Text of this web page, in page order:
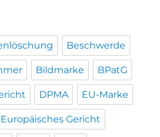
Beschwerde
Bildmarke BPatG
DPMA EU-Marke
Europäisches Gericht